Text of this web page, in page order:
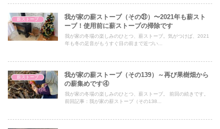
薪ストーブ
我が家の薪ストーブ（その㉛）〜2021年も薪スト
ーブ！使用前に薪ストーブの掃除です
我が家の冬場の楽しみのひとつ、薪ストーブ。気がつけば、2021
年も冬の足音がもうすぐ目の前まで近づい...
薪ストーブ
我が家の薪ストーブ（その139）～再び果樹畑から
の薪集めです④
我が家の冬場の楽しみのひとつ、薪ストーブ。 前回の続きです。
前回記事：我が家の薪ストーブ（その138...